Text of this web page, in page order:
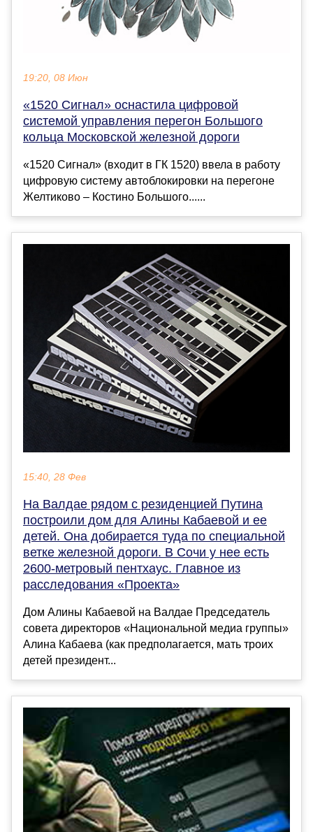
19:20, 08 Июн
«1520 Сигнал» оснастила цифровой
системой управления перегон Большого
кольца Московской железной дороги
«1520 Сигнал» (входит в ГК 1520) ввела в работу
цифровую систему автоблокировки на перегоне
Желтиково – Костино Большого......
15:40, 28 Фев
На Валдае рядом с резиденцией Путина
построили дом для Алины Кабаевой и ее
детей. Она добирается туда по специальной
ветке железной дороги. В Сочи у нее есть
2600-метровый пентхаус. Главное из
расследования «Проекта»
Дом Алины Кабаевой на Валдае Председатель
совета директоров «Национальной медиа группы»
Алина Кабаева (как предполагается, мать троих
детей президент...